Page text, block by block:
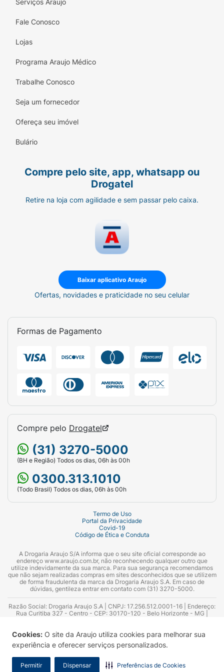
Cookies: O site da Araujo utiliza cookies para melhorar sua
experiência e oferecer serviços personalizados.
Permitir Dispensar Preferências de Cookies
completar sua própria coleção, o
DAC
Garanta o seu e leve um pedaço de Hogwarts por
Serviços Araujo
Fale Conosco
Lojas
Programa Araujo Médico
Trabalhe Conosco
Seja um fornecedor
Ofereça seu imóvel
Bulário
Compre pelo site, app, whatsapp ou
Drogatel
Retire na loja com agilidade e sem passar pelo caixa.
Baixar aplicativo Araujo
Ofertas, novidades e praticidade no seu celular
Formas de Pagamento
Compre pelo Drogatel
(31) 3270-5000
(BH e Região) Todos os dias, 06h às 00h
0300.313.1010
(Todo Brasil) Todos os dias, 06h às 00h
Termo de Uso
Portal da Privacidade
Covid-19
Código de Ética e Conduta
A Drogaria Araujo S/A informa que o seu site oficial corresponde ao
endereço www.araujo.com.br, não reconhecendo qualquer outro que
utilize indevidamente da sua marca. Para sua segurança recomendamos
que não sejam realizadas compras em sites desconhecidos que se utilizem
de forma fraudulenta da marca da Drogaria Araujo S.A. Em caso de
dúvidas, gentileza entrar em contato com (31) 3270-5000.
Razão Social: Drogaria Araujo S.A | CNPJ: 17.256.512.0001-16 | Endereço:
Rua Curitiba 327 - Centro - CEP: 30170-120 - Belo Horizonte - MG |
Azevedo Guimarães – CRF 10.965 | Yasmin Silva Alvarenga – CRF 52.584 -
Consultor substituto: Thiago Aguiar Pinheiro - CRF Nº 13.748. Alvará
Sanitário: 2025020713 | Autorização de Funcionamento da Empresa (AFE):